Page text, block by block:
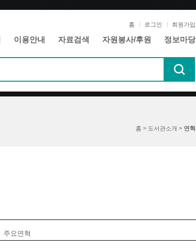
홈 로그인 회원가입
이용안내 자료검색 자원봉사/후원 정보마당
홈 > 도서관소개 > 연혁
주요연혁